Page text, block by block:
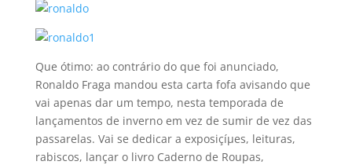
Que ótimo: ao contrário do que foi anunciado,
Ronaldo Fraga mandou esta carta fofa avisando que
vai apenas dar um tempo, nesta temporada de
lançamentos de inverno em vez de sumir de vez das
passarelas. Vai se dedicar a exposiçíµes, leituras,
rabiscos, lançar o livro Caderno de Roupas,